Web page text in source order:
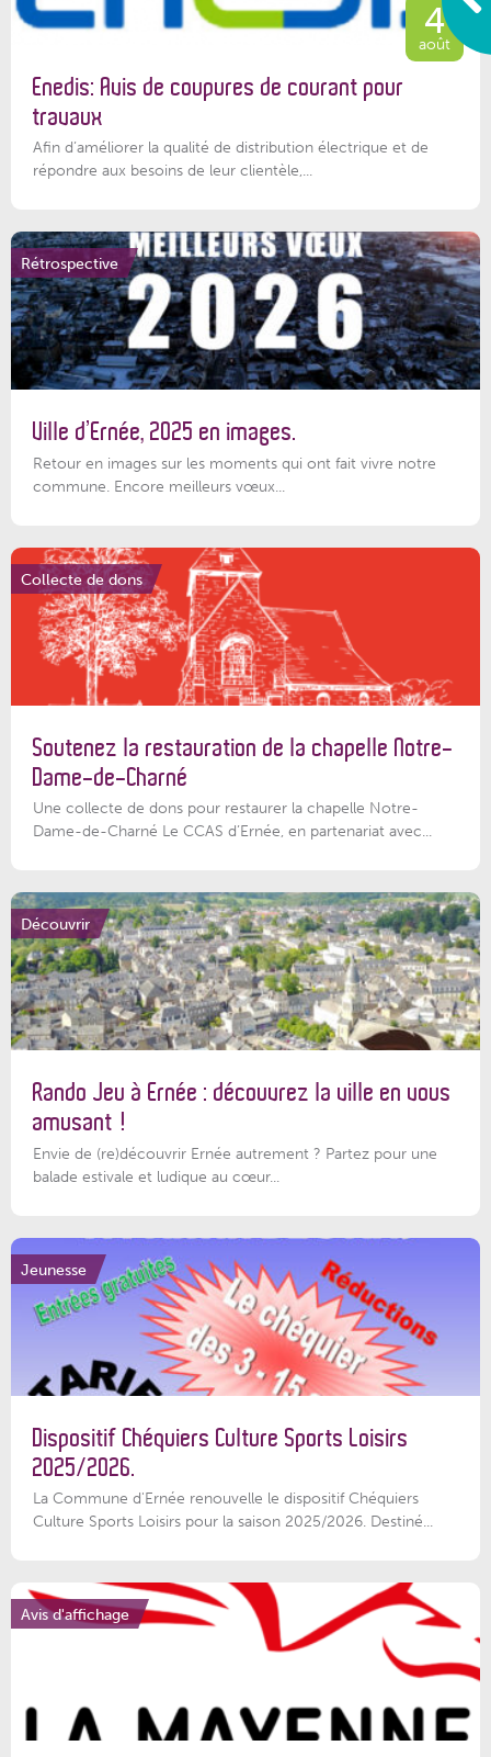
4
août
Enedis: Avis de coupures de courant pour
travaux
Afin d’améliorer la qualité de distribution électrique et de
répondre aux besoins de leur clientèle,...
Rétrospective
Ville d’Ernée, 2025 en images.
Retour en images sur les moments qui ont fait vivre notre
commune. Encore meilleurs vœux...
Collecte de dons
Soutenez la restauration de la chapelle Notre-
Dame-de-Charné
Une collecte de dons pour restaurer la chapelle Notre-
Dame-de-Charné Le CCAS d’Ernée, en partenariat avec...
Découvrir
Rando Jeu à Ernée : découvrez la ville en vous
amusant !
Envie de (re)découvrir Ernée autrement ? Partez pour une
balade estivale et ludique au cœur...
Jeunesse
Dispositif Chéquiers Culture Sports Loisirs
2025/2026.
La Commune d'Ernée renouvelle le dispositif Chéquiers
Culture Sports Loisirs pour la saison 2025/2026. Destiné...
Avis d'affichage